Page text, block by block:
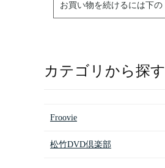
お買い物を続けるには下
カテゴリから探す
Froovie
松竹DVD倶楽部